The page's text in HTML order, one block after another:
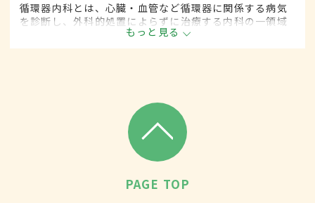
循環器内科とは、心臓・血管など循環器に関係する病気
を診断し、外科的処置によらずに治療する内科の一領域
です。平成20年4月の制度改正前は、循環器科と呼ばれ
ていました。
もっと見る
PAGE TOP